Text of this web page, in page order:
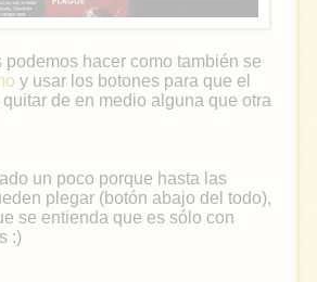
podemos hacer como también se
y usar los botones para que el
de en medio alguna que otra
un poco porque hasta las
plegar (botón abajo del todo),
se entienda que es sólo con
:)